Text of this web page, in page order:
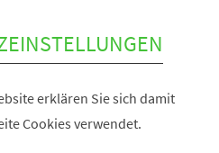
erklären Sie sich damit
Cookies verwendet.